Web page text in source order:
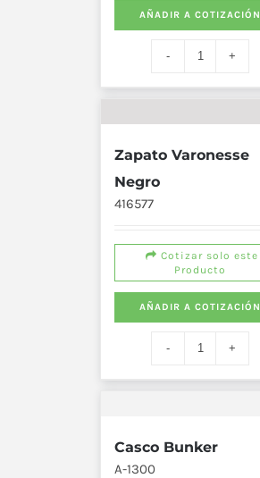
AÑADIR A COTIZACIÓN
Zapato Varonesse
Negro
416577
Cotizar solo este
Producto
AÑADIR A COTIZACIÓN
Casco Bunker
A-1300